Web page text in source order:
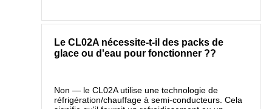
Le CL02A nécessite-t-il des packs de
glace ou d'eau pour fonctionner ??
Non — le CL02A utilise une technologie de
réfrigération/chauffage à semi-conducteurs. Cela